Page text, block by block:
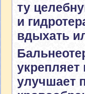
ту
и
вдыхать
улучшает